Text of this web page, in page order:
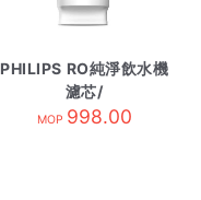
PHILIPS RO純淨飲水機
濾芯/
適:ADD6920,6921,6922
MOP 998.00